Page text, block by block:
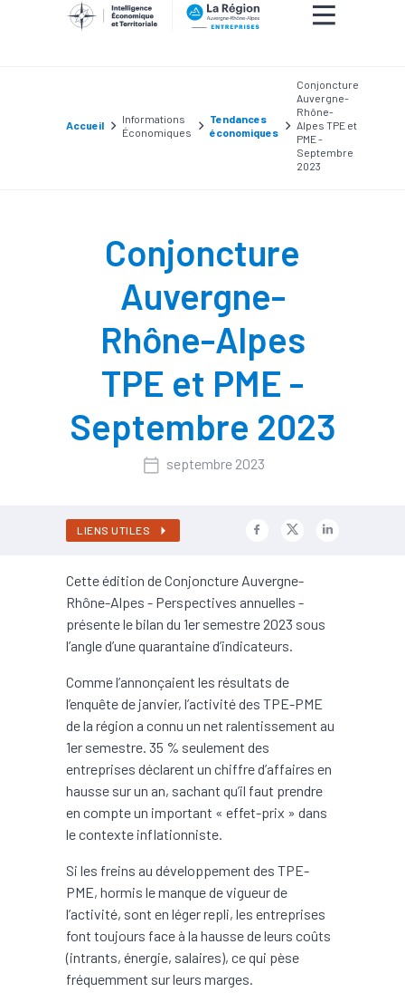
Accueil
Informations
Économiques
Tendances
économiques
Conjoncture
Auvergne-
Rhône-
Alpes TPE et
PME -
Septembre
2023
Conjoncture
Auvergne-
Rhône-Alpes
TPE et PME -
Septembre 2023
septembre 2023
LIENS UTILES
Cette édition de Conjoncture Auvergne-
Rhône-Alpes - Perspectives annuelles -
présente le bilan du 1er semestre 2023 sous
l’angle d’une quarantaine d’indicateurs.
Comme l’annonçaient les résultats de
l’enquête de janvier, l’activité des TPE-PME
de la région a connu un net ralentissement au
1er semestre. 35 % seulement des
entreprises déclarent un chiffre d’affaires en
hausse sur un an, sachant qu’il faut prendre
en compte un important « effet-prix » dans
le contexte inflationniste.
Si les freins au développement des TPE-
PME, hormis le manque de vigueur de
l’activité, sont en léger repli, les entreprises
font toujours face à la hausse de leurs coûts
(intrants, énergie, salaires), ce qui pèse
fréquemment sur leurs marges.